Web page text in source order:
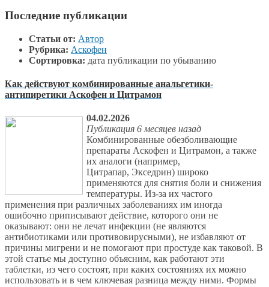
Последние публикации
Статьи от: Автор
Рубрика: Аскофен
Сортировка: дата публикации по убыванию
Как действуют комбинированные анальгетики-
антипиретики Аскофен и Цитрамон
04.02.2026
Публикация 6 месяцев назад
Комбинированные обезболивающие
препараты Аскофен и Цитрамон, а также
их аналоги (например,
Цитрапар, Экседрин) широко
применяются для снятия боли и снижения
температуры. Из-за их частого
применения при различных заболеваниях им иногда
ошибочно приписывают действие, которого они не
оказывают: они не лечат инфекции (не являются
антибиотиками или противовирусными), не избавляют от
причины мигрени и не помогают при простуде как таковой. В
этой статье мы доступно объясним, как работают эти
таблетки, из чего состоят, при каких состояниях их можно
использовать и в чем ключевая разница между ними. Формы